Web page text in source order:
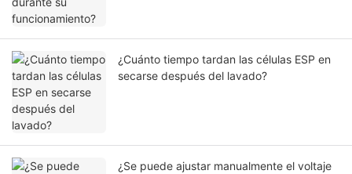
¿Cuánto tiempo tardan las células ESP en
secarse después del lavado?
¿Se puede ajustar manualmente el voltaje